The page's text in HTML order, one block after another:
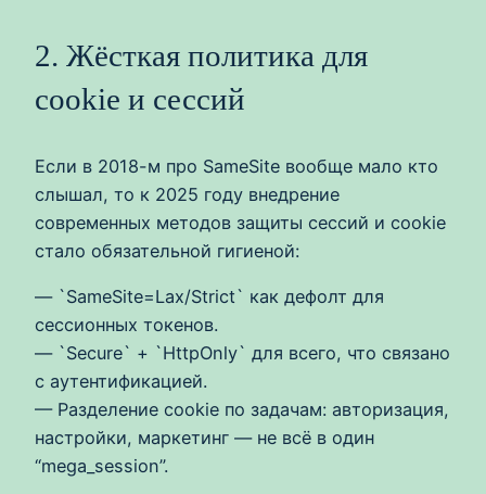
2. Жёсткая политика для
cookie и сессий
Если в 2018-м про SameSite вообще мало кто
слышал, то к 2025 году внедрение
современных методов защиты сессий и cookie
стало обязательной гигиеной:
— `SameSite=Lax/Strict` как дефолт для
сессионных токенов.
— `Secure` + `HttpOnly` для всего, что связано
с аутентификацией.
— Разделение cookie по задачам: авторизация,
настройки, маркетинг — не всё в один
“mega_session”.